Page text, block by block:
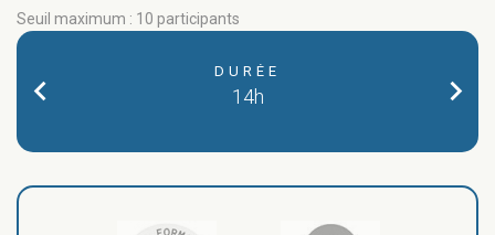
Seuil maximum : 10 participants
chevron_left
DURÉE
14h chevron_right